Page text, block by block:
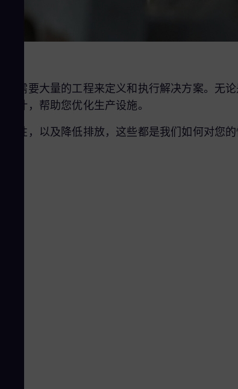
需要大量的工程来定义和执行解决方案。无
计，帮助您优化生产设施。
性，以及降低排放，这些都是我们如何对您